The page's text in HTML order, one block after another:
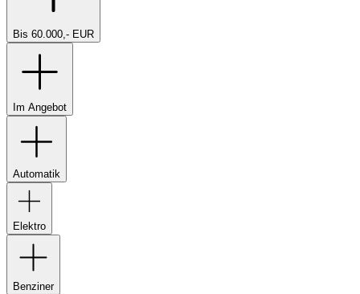
Bis 60.000,- EUR
Im Angebot
Automatik
Elektro
Benziner